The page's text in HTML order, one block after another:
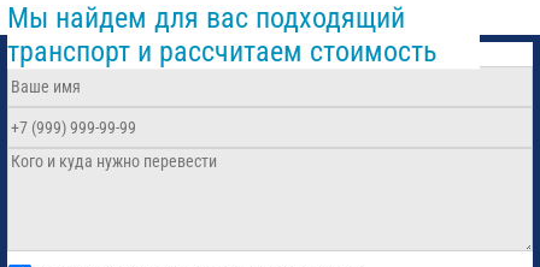
Мы найдем для вас подходящий
транспорт и рассчитаем стоимость